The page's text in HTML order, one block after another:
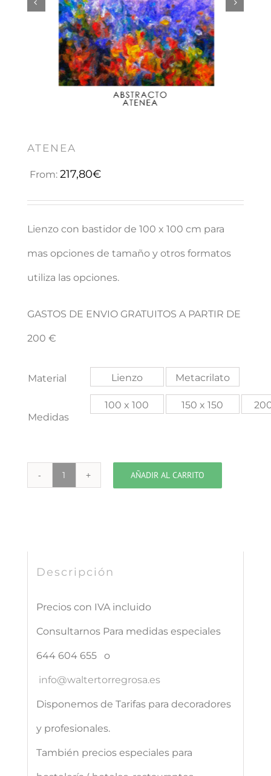
 
ATENEA
From: 217,80€
Lienzo con bastidor de 100 x 100 cm para
mas opciones de tamaño y otros formatos
utiliza las opciones.
GASTOS DE ENVIO GRATUITOS A PARTIR DE
200 €
Material Lienzo Metacrilato
Medidas
100 x 100 150 x 150
ATENEA
AÑADIR AL CARRITO
Descripción
Precios con IVA incluido
Consultarnos Para medidas especiales
644 604 655 o
info@waltertorregrosa.es
Disponemos de Tarifas para decoradores
y profesionales.
También precios especiales para